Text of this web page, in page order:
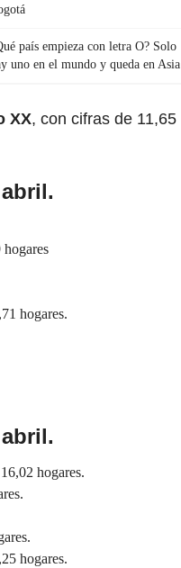
país empieza con letra O? Solo
uno en el mundo y queda en Asia
XX, con cifras de 11,65
hogares.
hogares.
hogares.